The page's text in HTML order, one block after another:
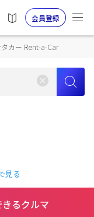
会員登録
カー Rent-a-Car
見る
るクルマ